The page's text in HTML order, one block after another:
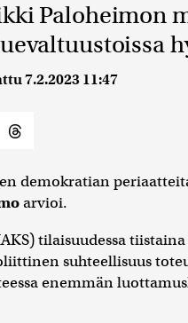
Paloheimon
7.2.2023 11:47
demokratian
arvioi.
tilaisuudessa
suhteellisuus
enemmän